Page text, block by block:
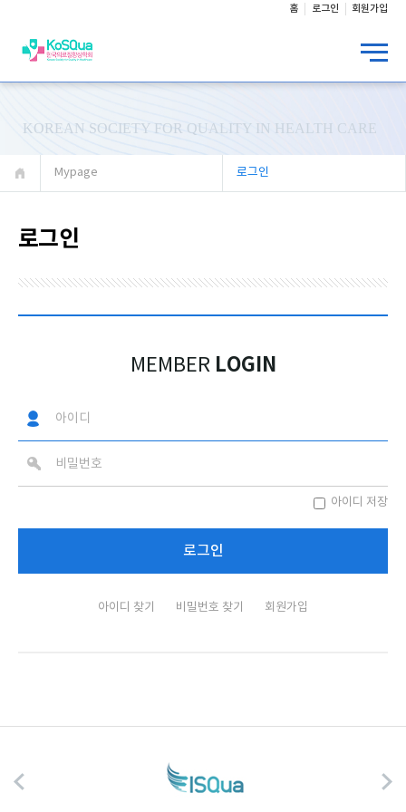
홈 로그인 회원가입
KOREAN SOCIETY FOR QUALITY IN HEALTH CARE
Mypage 로그인
로그인
MEMBER LOGIN
아이디 저장
아이디 찾기 비밀번호 찾기 회원가입